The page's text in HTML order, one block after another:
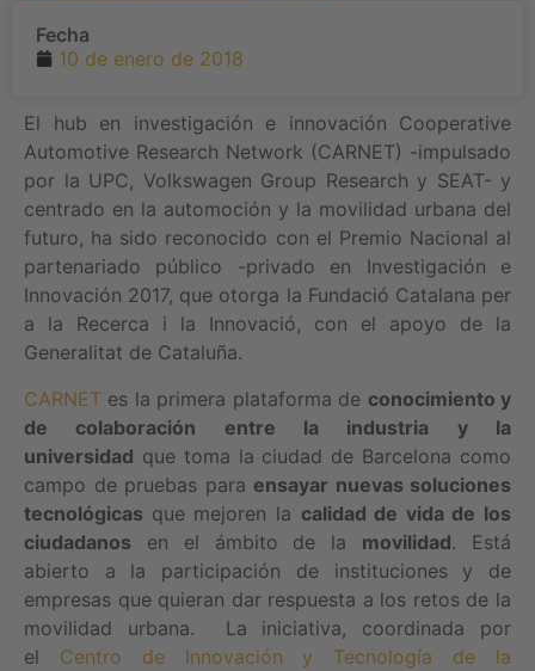
El hub en investigación e innovación Cooperative
Automotive Research Network (CARNET) -impulsado
por la UPC, Volkswagen Group Research y SEAT- y
centrado en la automoción y la movilidad urbana del
futuro, ha sido reconocido con el Premio Nacional al
partenariado público -privado en Investigación e
Innovación 2017, que otorga la Fundació Catalana per
a la Recerca i la Innovació, con el apoyo de la
Generalitat de Cataluña.
CARNET es la primera plataforma de conocimiento y
de colaboración entre la industria y la
universidad que toma la ciudad de Barcelona como
campo de pruebas para ensayar nuevas soluciones
tecnológicas que mejoren la calidad de vida de los
ciudadanos en el ámbito de la movilidad. Está
abierto a la participación de instituciones y de
empresas que quieran dar respuesta a los retos de la
movilidad urbana. La iniciativa, coordinada por
el Centro de Innovación y Tecnología de la
Fecha
10 de enero de 2018